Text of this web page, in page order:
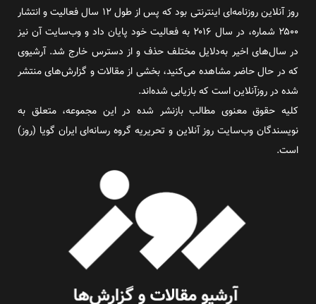
روز آنلاین روزنامه‌ای اینترنتی بود که پس از طول ۱۲ سال فعالیت و انتشار
۲۵۰۰ شماره، در سال ۲۰۱۶ به فعالیت خود پایان داد و وب‌سایت آن نیز
در سال‌های اخیر به‌دلایل مختلف حذف و از دسترس خارج شد. آرشیوی
که در حال حاضر مشاهده می‌کنید، بخشی از مقالات و گزارش‌های منتشر
شده در روزآنلاین است که بازیابی شده‌اند.
کلیه حقوق معنوی مطالب بازنشر شده در این مجموعه، متعلق به
نویسندگان وب‌سایت روز آنلاین و تحریریه گروه رسانه‌ای ایران گویا (روز)
است.